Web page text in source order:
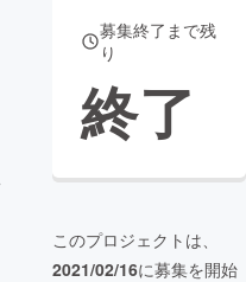
募集終了まで残
り
終了
このプロジェクトは、
2021/02/16に募集を開始